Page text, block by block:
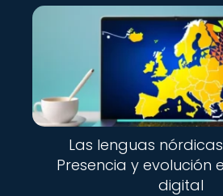
Las lenguas
Presencia y evolución
digital